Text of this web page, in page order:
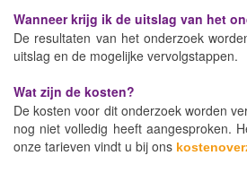
Wanneer krijg ik de uitslag van het
De resultaten van het onderzoek
uitslag en de mogelijke vervolgstappen.
Wat zijn de kosten?
De kosten voor dit onderzoek worden
nog niet volledig heeft aangesproken.
onze tarieven vindt u bij ons